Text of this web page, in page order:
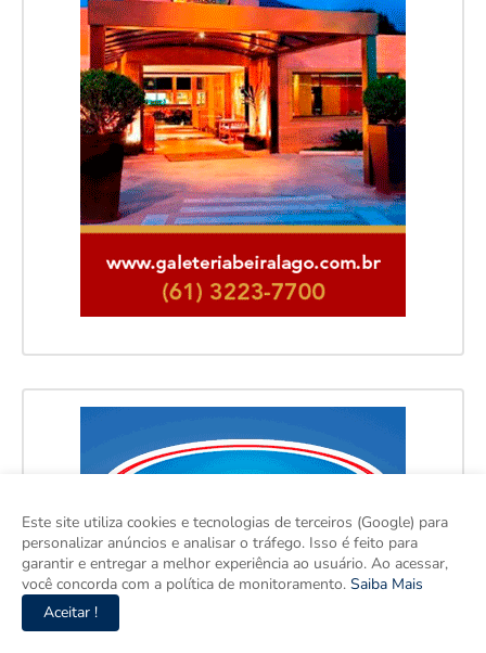
Este site utiliza cookies e tecnologias de terceiros (Google) para
personalizar anúncios e analisar o tráfego. Isso é feito para
garantir e entregar a melhor experiência ao usuário. Ao acessar,
você concorda com a política de monitoramento. Saiba Mais
Aceitar !